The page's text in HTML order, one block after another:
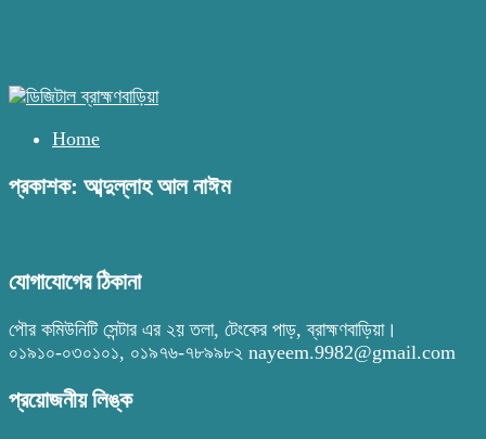
Home
প্রকাশক: আব্দুল্লাহ আল নাঈম
যোগাযোগের ঠিকানা
পৌর কমিউনিটি সেন্টার এর ২য় তলা, টেংকের পাড়, ব্রাহ্মণবাড়িয়া।
০১৯১০-০৩০১০১, ০১৯৭৬-৭৮৯৯৮২ nayeem.9982@gmail.com
প্রয়োজনীয় লিঙ্ক